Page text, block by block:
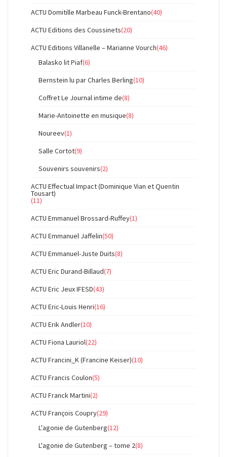
ACTU Domitille Marbeau Funck-Brentano(40)
ACTU Editions des Coussinets(20)
ACTU Editions Villanelle – Marianne Vourch(46)
Balasko lit Piaf(6)
Bernstein lu par Charles Berling(10)
Coffret Le Journal intime de(8)
Marie-Antoinette en musique(8)
Noureev(1)
Salle Cortot(9)
Souvenirs souvenirs(2)
ACTU Effectual Impact (Dominique Vian et Quentin
Tousart)
(11)
ACTU Emmanuel Brossard-Ruffey(1)
ACTU Emmanuel Jaffelin(50)
ACTU Emmanuel-Juste Duits(8)
ACTU Eric Durand-Billaud(7)
ACTU Eric Jeux IFESD(43)
ACTU Eric-Louis Henri(16)
ACTU Erik Andler(10)
ACTU Fiona Lauriol(22)
ACTU Francini_K (Francine Keiser)(10)
ACTU Francis Coulon(5)
ACTU Franck Martini(2)
ACTU François Coupry(29)
L'agonie de Gutenberg(12)
L'agonie de Gutenberg – tome 2(8)